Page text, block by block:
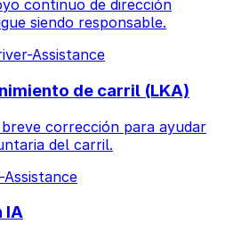
continuo de dirección
siendo responsable.
Assistance
de carril (LKA)
corrección para ayudar
del carril.
Assistance
IA